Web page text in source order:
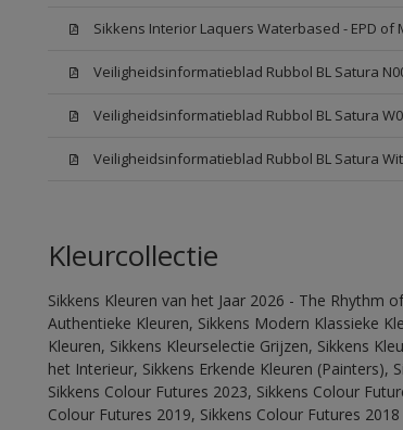
Sikkens Interior Laquers Waterbased - EPD
Veiligheidsinformatieblad Rubbol BL Satura
Veiligheidsinformatieblad Rubbol BL Satura
Veiligheidsinformatieblad Rubbol BL Satura Wit
Kleurcollectie
Sikkens Kleuren van het Jaar 2026 - The Rhythm
Authentieke Kleuren, Sikkens Modern Klassieke
Kleuren, Sikkens Kleurselectie Grijzen, Sikkens
het Interieur, Sikkens Erkende Kleuren (Painters),
Sikkens Colour Futures 2023, Sikkens Colour
Colour Futures 2019, Sikkens Colour Futures 2018